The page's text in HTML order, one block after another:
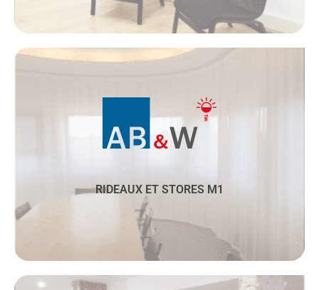
RIDEAUX ET STORES M1
stores intérieurs ou extérieurs, nos gammes
permettent de gérer la luminosité dans vos
espaces de travail, de soins et bureaux des
Découvrez cette activité